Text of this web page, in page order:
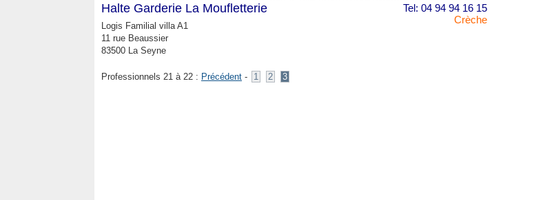
Tel: 04 94 94 16 15
Crèche
Halte Garderie La Moufletterie
Logis Familial villa A1
11 rue Beaussier
83500 La Seyne
Professionnels 21 à 22 : Précédent - 1 2 3